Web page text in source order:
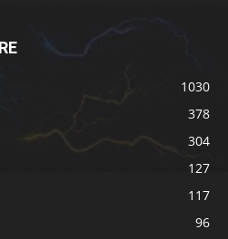
1030
378
304
127
117
96